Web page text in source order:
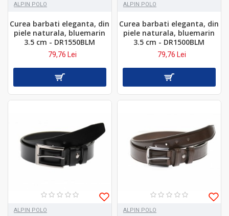
ALPIN POLO
Curea barbati eleganta, din
piele naturala, bluemarin
3.5 cm - DR1550BLM
79,76 Lei
ALPIN POLO
Curea barbati eleganta, din
piele naturala, bluemarin
3.5 cm - DR1500BLM
79,76 Lei
ALPIN POLO ALPIN POLO